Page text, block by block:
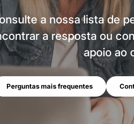
a nossa lista de
a resposta ou
apoio ao
Perguntas mais frequentes